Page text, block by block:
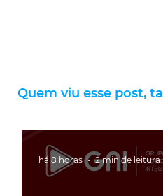
Quem viu esse post,
há 8 horas 2 min de leitura